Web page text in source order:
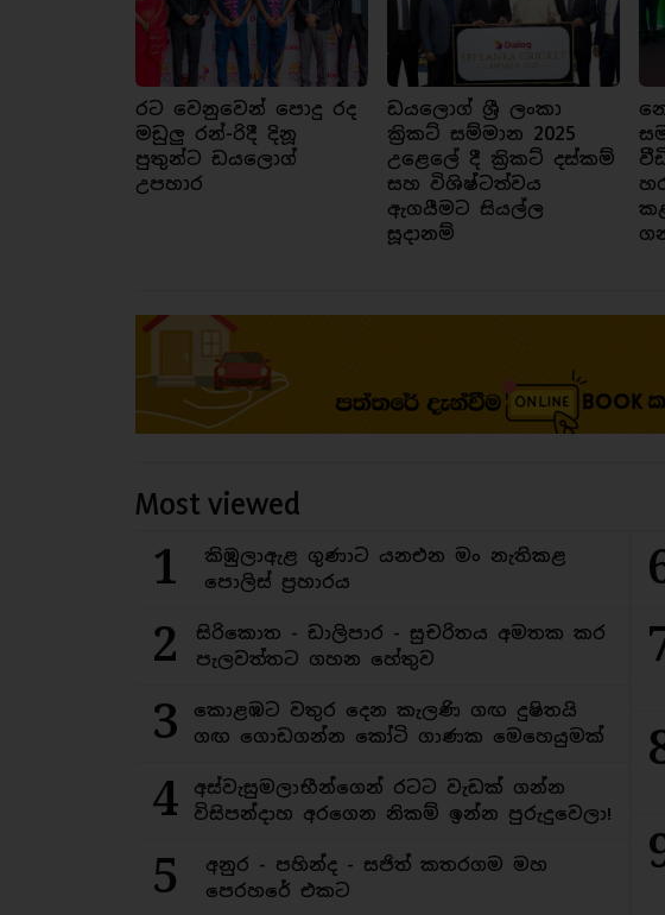
රට වෙනුවෙන් පොදු රද
මඩුලු රන්-රිදී දිනූ
පුතුන්ට ඩයලොග්
උපහාර
ඩයලොග් ශ්‍රී ලංකා
ක්‍රිකට් සම්මාන 2025
උළෙලේ දී ක්‍රිකට් දස්කම්
සහ විශිෂ්ටත්වය
ඇගයීමට සියල්ල
සූදානම්
Most viewed
1
කිඹුලාඇළ ගුණාට යනඑන මං නැතිකළ
පොලිස් ප්‍රහාරය
2
සිරිකොත - ඩාලිපාර - සුචරිතය අමතක කර
පැලවත්තට ගහන හේතුව
3
කොළඹට වතුර දෙන කැලණි ගඟ දුෂිතයි
ගඟ ගොඩගන්න කෝටි ගාණක මෙහෙයුමක්
4
අස්වැසුමලාභීන්ගෙන් රටට වැඩක් ගන්න
විසිපන්දාහ අරගෙන නිකම් ඉන්න පුරුදුවෙලා!
5
අනුර - පහින්ද - සජිත් කතරගම මහ
පෙරහරේ එකට